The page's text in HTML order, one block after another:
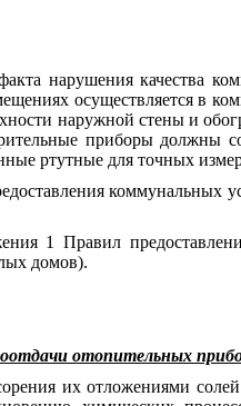
нарушения качества
осуществляется в
наружной стены и
приборы должны
ртутные для точных
коммунальных
1 Правил
домов).
отопительных
их отложениями